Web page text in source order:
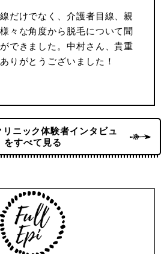
だけでなく、介護者目線、親
々な角度から脱毛について聞
できました。中村さん、貴重
りがとうございました！
リニック体験者インタビュ
をすべて見る